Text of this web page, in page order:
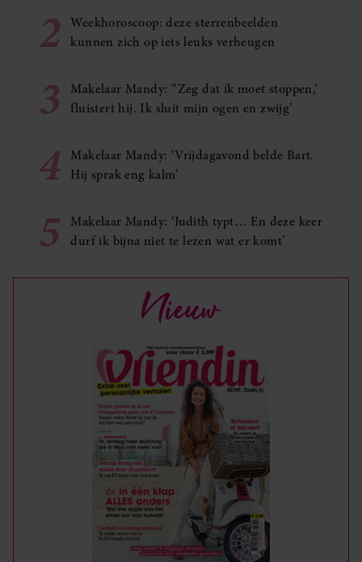
2
Weekhoroscoop: deze sterrenbeelden
kunnen zich op iets leuks verheugen
3
Makelaar Mandy: ‘‘Zeg dat ik moet stoppen,’
fluistert hij. Ik sluit mijn ogen en zwijg’
4
Makelaar Mandy: ‘Vrijdagavond belde Bart.
Hij sprak eng kalm’
5
Makelaar Mandy: ‘Judith typt… En deze keer
durf ik bijna niet te lezen wat er komt’
Nieuw